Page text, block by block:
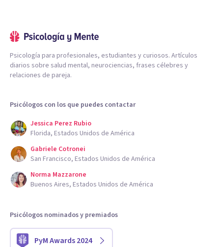
Psicología para profesionales, estudiantes y curiosos. Artículos
diarios sobre salud mental, neurociencias, frases célebres y
relaciones de pareja.
Psicólogos con los que puedes contactar
Jessica Perez Rubio
Florida, Estados Unidos de América
Gabriele Cotronei
San Francisco, Estados Unidos de América
Norma Mazzarone
Buenos Aires, Estados Unidos de América
Psicólogos nominados y premiados
PyM Awards 2024